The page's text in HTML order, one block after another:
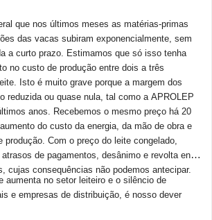
que nos últimos meses as matérias-primas
das vacas subiram exponencialmente, sem
a curto prazo. Estimamos que só isso tenha
no custo de produção entre dois a três
Isto é muito grave porque a margem dos
reduzida ou quase nula, tal como a APROLEP
anos. Recebemos o mesmo preço há 20
do custo da energia, da mão de obra e
produção. Com o preço do leite congelado,
de pagamentos, desânimo e revolta entre
cujas consequências não podemos antecipar.
aumenta no setor leiteiro e o silêncio de
e empresas de distribuição, é nosso dever